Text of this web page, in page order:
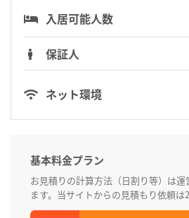
入居可能人数
保証人
ネット環境
基本料金プラン
お見積りの計算方法（日割り等）は運
ます。当サイトからの見積もり依頼は